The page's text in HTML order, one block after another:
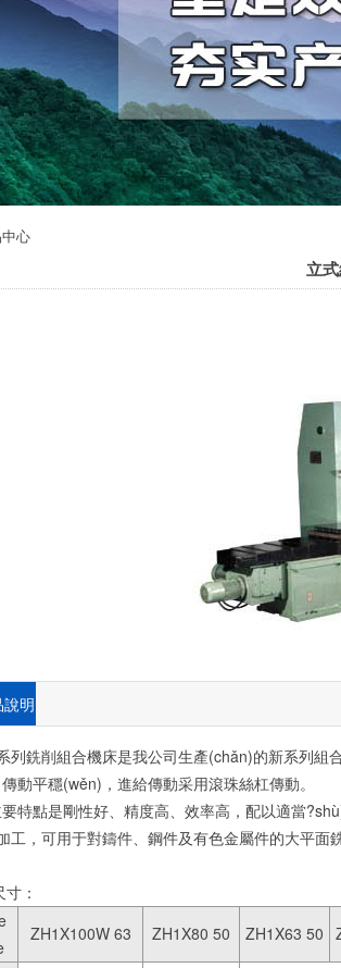
心
立
明
削組合機床是我公司生產(chǎn)的新系列組合銑
傳動平穩(wěn)，進給傳動采用滾珠絲杠傳動。
特點是剛性好、精度高、效率高，配以
工，可用于對鑄件、鋼件及有色金屬件的大
：
ZH1X100W 63 ZH1X80 50 ZH1X63 50